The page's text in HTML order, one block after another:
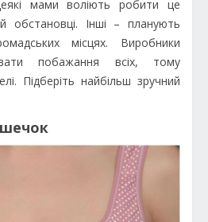
мами воліють робити це
обстановці. Інші – планують
місцях. Виробники
побажання всіх, тому
Підберіть найбільш зручний